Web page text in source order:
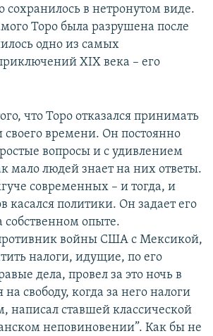
сохранилось в нетронутом виде.
Торо была разрушена после
одно из самых
XIX века – его
что Торо отказался принимать
своего времени. Он постоянно
вопросы и с удивлением
мало людей знает на них ответы.
современных – и тогда, и
касался политики. Он задает его
собственном опыте.
войны США с Мексикой,
налоги, идущие, по его
дела, провел за это ночь в
свободу, когда за него налоги
написал ставшей классической
неповиновении”. Как бы не